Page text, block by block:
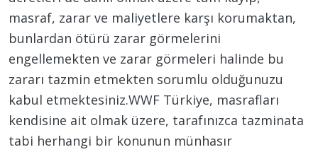
masraf, zarar ve maliyetlere karşı korumaktan,
bunlardan ötürü zarar görmelerini
engellemekten ve zarar görmeleri halinde bu
zararı tazmin etmekten sorumlu olduğunuzu
kabul etmektesiniz.WWF Türkiye, masrafları
kendisine ait olmak üzere, tarafınızca tazminata
tabi herhangi bir konunun münhasır